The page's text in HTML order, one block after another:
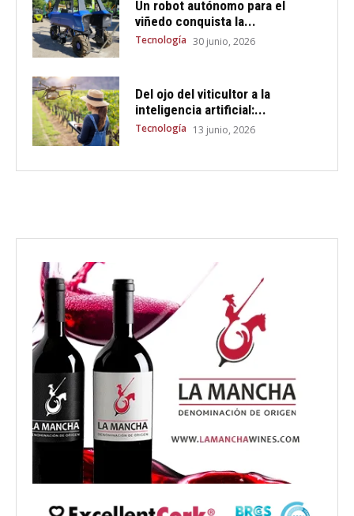
Un robot autónomo para el
viñedo conquista la...
Tecnología 30 junio, 2026
Del ojo del viticultor a la
inteligencia artificial:...
Tecnología 13 junio, 2026